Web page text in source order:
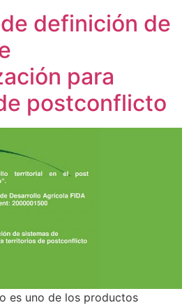
definición de
para
postconflicto
es uno de los productos